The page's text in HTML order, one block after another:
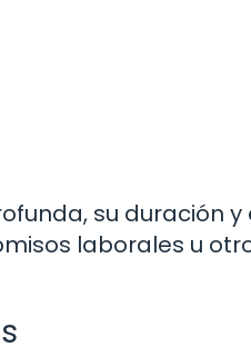
su duración y
laborales u